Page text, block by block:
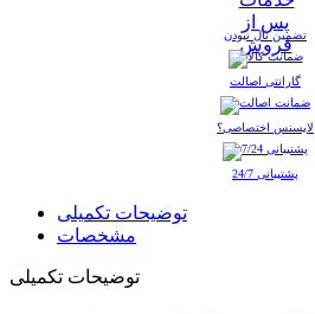
تضمین نال نبودن
گارانتی اصالت
لایسنس اختصاصی؟
پشتیبانی 24/7
توضیحات تکمیلی
مشخصات
توضیحات تکمیلی